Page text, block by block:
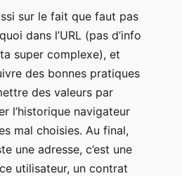
sur le fait que faut pas
dans l’URL (pas d’info
super complexe), et
des bonnes pratiques
des valeurs par
l’historique navigateur
mal choisies. Au final,
une adresse, c’est une
utilisateur, un contrat